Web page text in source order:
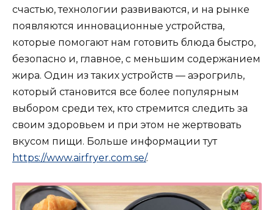
счастью, технологии развиваются, и на рынке
появляются инновационные устройства,
которые помогают нам готовить блюда быстро,
безопасно и, главное, с меньшим содержанием
жира. Один из таких устройств — аэрогриль,
который становится все более популярным
выбором среди тех, кто стремится следить за
своим здоровьем и при этом не жертвовать
вкусом пищи. Больше информации тут
https://www.airfryer.com.se/.